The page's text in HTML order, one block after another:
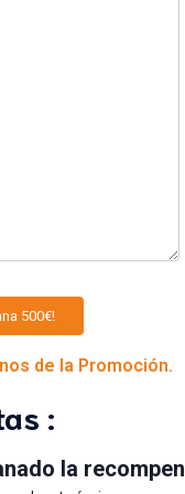
de la Promoción.
:
la